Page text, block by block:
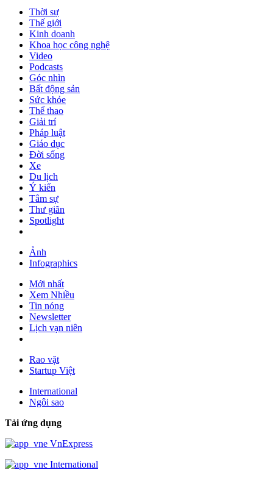
Thời sự
Thế giới
Kinh doanh
Khoa học công nghệ
Video
Podcasts
Góc nhìn
Bất động sản
Sức khỏe
Thể thao
Giải trí
Pháp luật
Giáo dục
Đời sống
Xe
Du lịch
Ý kiến
Tâm sự
Thư giãn
Spotlight
Ảnh
Infographics
Mới nhất
Xem Nhiều
Tin nóng
Newsletter
Lịch vạn niên
Rao vặt
Startup Việt
International
Ngôi sao
Tải ứng dụng
VnExpress
International